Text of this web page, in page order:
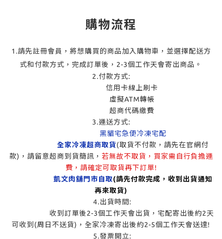
購物流程
1.請先註冊會員，將想購買的商品加入購物車，並選擇配送方
式和付款方式，完成訂單後，2-3個工作天會寄出商品。
2.付款方式:
信用卡線上刷卡
虛擬ATM轉帳
超商代碼繳費
3.運送方式:
黑貓宅急便冷凍宅配
全家冷凍超商取貨(取貨不付款，請先在官網付
款)，請留意超商到貨簡訊， 若無故不取貨，買家需自行負擔運
費，請確定可取貨再下訂單!
凱文肉舖門市自取(請先付款完成，收到出貨通知
再來取貨)
4.出貨時間:
收到訂單後2-3個工作天會出貨，宅配寄出後約2天
可收到(周日不送貨)，全家冷凍寄出後約2-5個工作天會送達!
5.發票開立: